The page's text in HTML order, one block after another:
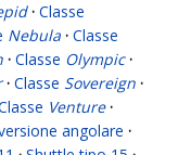
· Classe
Nebula · Classe
· Classe Olympic ·
· Classe Sovereign ·
Venture ·
angolare ·